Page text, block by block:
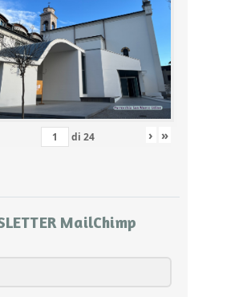
di 24 › »
MailChimp